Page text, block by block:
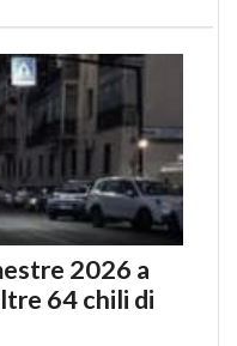
2026 a
64 chili di